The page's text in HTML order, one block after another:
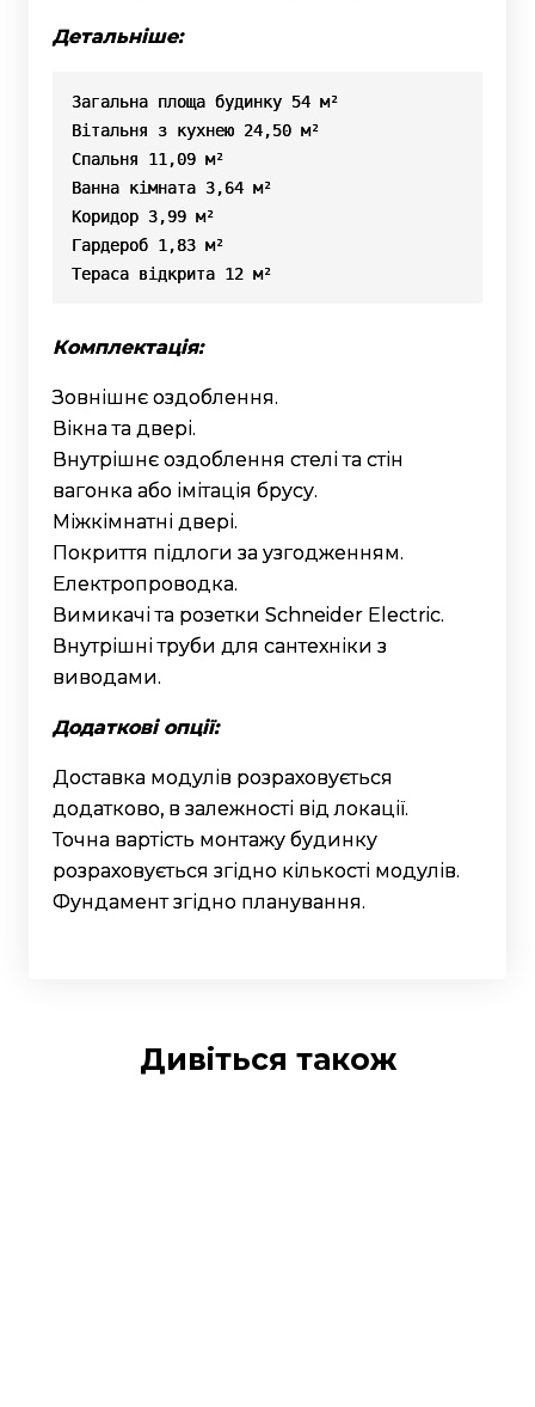
Детальніше:
Загальна площа будинку 54 м²
Вітальня з кухнею 24,50 м²
Спальня 11,09 м²
Ванна кімната 3,64 м²
Коридор 3,99 м²
Гардероб 1,83 м²
Тераса відкрита 12 м²
Комплектація:
Зовнішнє оздоблення.
Вікна та двері.
Внутрішнє оздоблення стелі та стін
вагонка або імітація брусу.
Міжкімнатні двері.
Покриття підлоги за узгодженням.
Електропроводка.
Вимикачі та розетки Schneider Electric.
Внутрішні труби для сантехніки з
виводами.
Додаткові опції:
Доставка модулів розраховується
додатково, в залежності від локації.
Точна вартість монтажу будинку
розраховується згідно кількості модулів.
Фундамент згідно планування.
Дивіться також